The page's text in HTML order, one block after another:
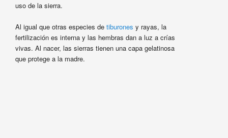
uso de la sierra.
Al igual que otras especies de tiburones y rayas, la
fertilización es interna y las hembras dan a luz a crías
vivas. Al nacer, las sierras tienen una capa gelatinosa
que protege a la madre.